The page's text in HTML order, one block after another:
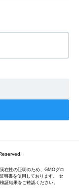
在性の証明のため、GMOグロ
明書を使用しております。 セ
証結果をご確認ください。